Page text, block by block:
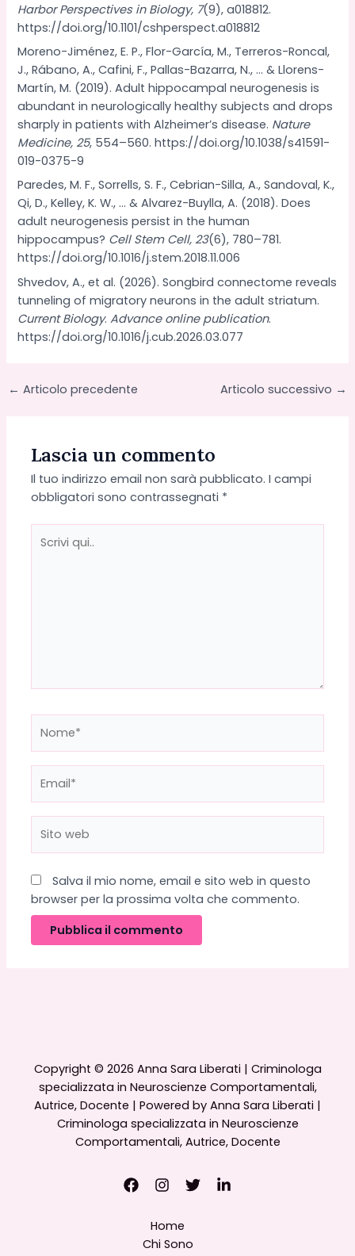
Harbor Perspectives in Biology, 7(9), a018812.
https://doi.org/10.1101/cshperspect.a018812
Moreno-Jiménez, E. P., Flor-García, M., Terreros-Roncal,
J., Rábano, A., Cafini, F., Pallas-Bazarra, N., … & Llorens-
Martín, M. (2019). Adult hippocampal neurogenesis is
abundant in neurologically healthy subjects and drops
sharply in patients with Alzheimer’s disease. Nature
Medicine, 25, 554–560. https://doi.org/10.1038/s41591-
019-0375-9
Paredes, M. F., Sorrells, S. F., Cebrian-Silla, A., Sandoval, K.,
Qi, D., Kelley, K. W., … & Alvarez-Buylla, A. (2018). Does
adult neurogenesis persist in the human
hippocampus? Cell Stem Cell, 23(6), 780–781.
https://doi.org/10.1016/j.stem.2018.11.006
Shvedov, A., et al. (2026). Songbird connectome reveals
tunneling of migratory neurons in the adult striatum.
Current Biology.Advance online publication.
https://doi.org/10.1016/j.cub.2026.03.077
← Articolo precedente Articolo successivo →
Lascia un commento
Il tuo indirizzo email non sarà pubblicato. I campi
obbligatori sono contrassegnati *
qui..
web
Salva il mio nome, email e sito web in questo
browser per la prossima volta che commento.
Copyright © 2026 Anna Sara Liberati | Criminologa
specializzata in Neuroscienze Comportamentali,
Autrice, Docente | Powered by Anna Sara Liberati |
Criminologa specializzata in Neuroscienze
Comportamentali, Autrice, Docente
Home
Chi Sono